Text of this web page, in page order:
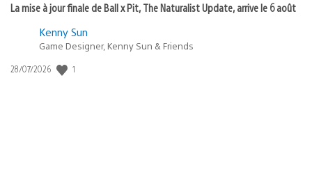
La mise à jour finale de Ball x Pit, The Naturalist Update, arrive le 6 août
Kenny Sun
Game Designer, Kenny Sun & Friends
Date
28/07/2026 1